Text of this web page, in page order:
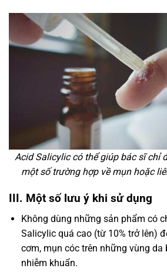
Acid Salicylic có thể giúp bác sĩ chỉ
một số trường hợp về mụn hoặc
III. Một số lưu ý khi sử dụng
Không dùng những sản phẩm có
Salicylic quá cao (từ 10% trở lên)
cơm, mụn cóc trên những vùng da
nhiễm khuẩn.